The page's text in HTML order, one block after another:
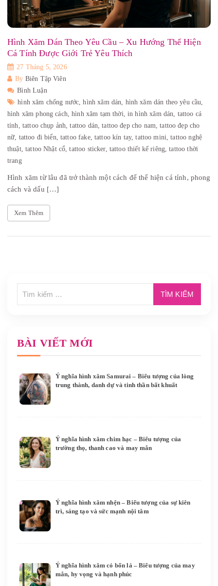
Hình Xăm Dán Theo Yêu Cầu – Xu Hướng Thể Hiện
Cá Tính Được Giới Trẻ Yêu Thích
27 Tháng 5, 2026
By Biên Tập Viên
Bình Luận
hình xăm chống nước,hình xăm dán, hình xăm dán theo yêu cầu,
hình xăm phong cách,hình xăm tạm thời,in hình xăm dán, tattoo cá
tính, tattoo chụp ảnh,tattoo dán,tattoo đẹp cho nam,tattoo đẹp cho
nữ, tattoo đi biển,tattoo fake, tattoo kín tay,tattoo mini,tattoo nghệ
thuật,tattoo Nhật cổ,tattoo sticker, tattoo thiết kế riêng,tattoo thời
trang
Hình xăm từ lâu đã trở thành một cách để thể hiện cá tính, phong
cách và dấu […]
Xem Thêm
BÀI VIẾT MỚI
Ý nghĩa hình xăm Samurai – Biểu tượng của lòng
trung thành, danh dự và tinh thần bất khuất
Ý nghĩa hình xăm chim hạc – Biểu tượng của
trường thọ, thanh cao và may mắn
Ý nghĩa hình xăm nhện – Biểu tượng của sự kiên
trì, sáng tạo và sức mạnh nội tâm
Ý nghĩa hình xăm cỏ bốn lá – Biểu tượng của may
mắn, hy vọng và hạnh phúc